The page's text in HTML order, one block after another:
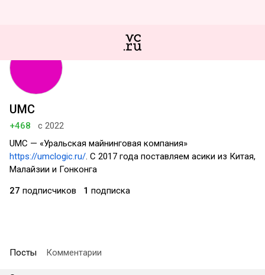
UMC
+468
с 2022
UMC — «Уральская майнинговая компания»
https://umclogic.ru/. C 2017 года поставляем асики из Китая,
Малайзии и Гонконга
27 подписчиков 1 подписка
Посты Комментарии